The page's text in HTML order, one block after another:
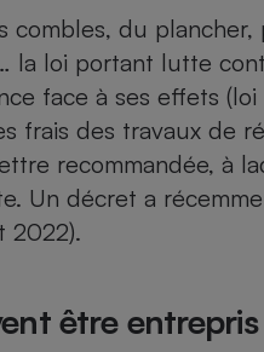
combles, du
la loi portant lutte
face à ses effets (loi
frais des travaux de
recommandée, à
Un décret a
2022).
être entrepris
Supermarché - Drive
Supermarché - Drive
Comparatif hotte
Comparatif
Comparatif
Comparatif
Comparatif cafetière
Comparatif robot
Électricité - Gaz
Comparatif
Comparatif
Comparatif ultrabook
Comparatif tablette
Internet
Comparatif radiateur
Aménagement
Bricolage - Jardinage
Chauffage
Hygiène - Beauté
Maladie - Médecine -
Système de santé -
Retraite
- Testez le débit de votre